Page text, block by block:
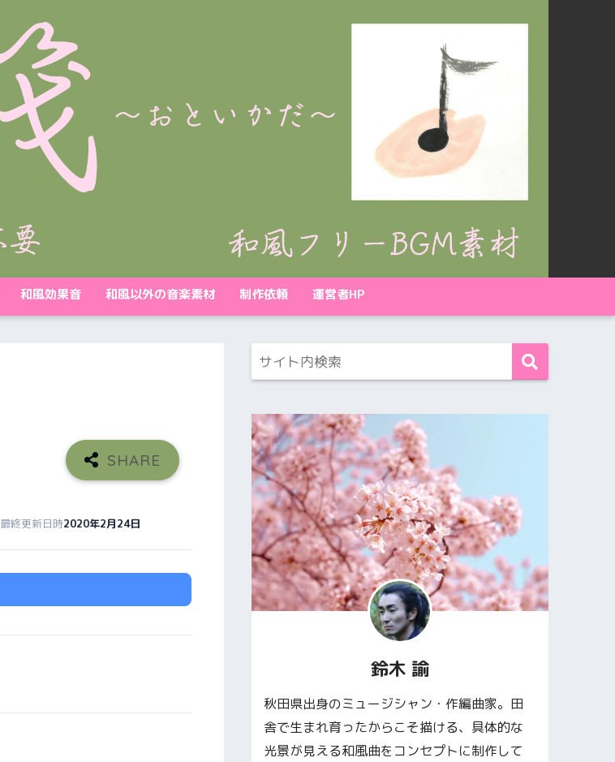
和風効果音 和風以外の音楽素材 制作依頼 運営者HP
最終更新日時2020年2月24日
鈴木 諭
秋田県出身のミュージシャン・作編曲家。田
舎で生まれ育ったからこそ描ける、具体的な
光景が見える和風曲をコンセプトに制作して